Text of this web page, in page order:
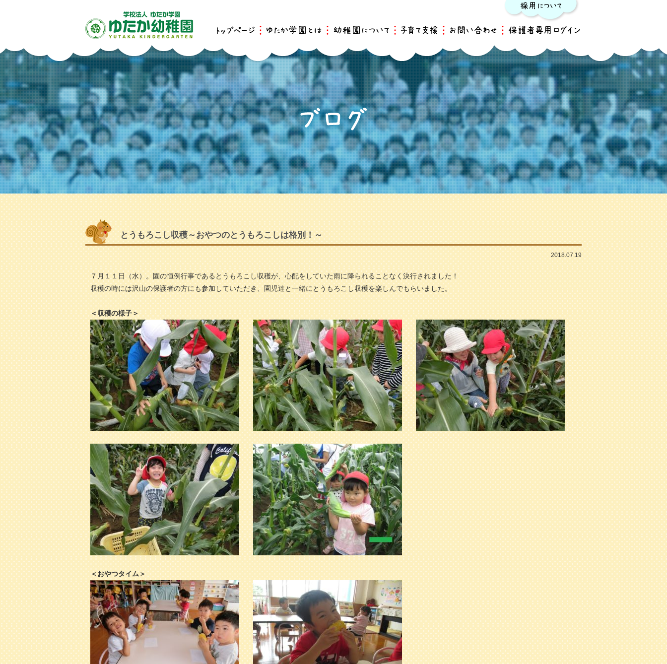
とうもろこし収穫～おやつのとうもろこしは格別！～
2018.07.19
７月１１日（水）。園の恒例行事であるとうもろこし収穫が、心配をしていた雨に降られることなく決行されました！
収穫の時には沢山の保護者の方にも参加していただき、園児達と一緒にとうもろこし収穫を楽しんでもらいました。
＜収穫の様子＞
＜おやつタイム＞